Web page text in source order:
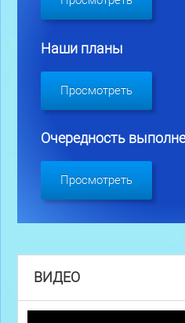
Наши планы
Просмотреть
Очередность
Просмотреть
ВИДЕО